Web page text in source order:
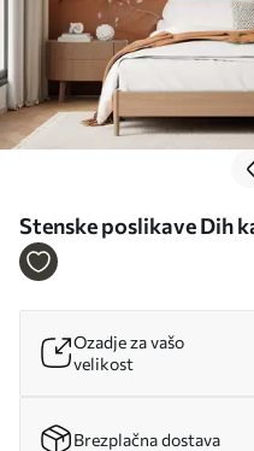
Stenske poslikave Dih
Ozadje za vašo
velikost
Brezplačna dostava